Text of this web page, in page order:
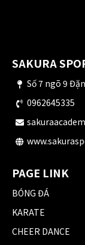
SAKURA
Số 7 ngõ 9
0962645335
PAGE LINK
BÓNG ĐÁ
KARATE
CHEER DANCE